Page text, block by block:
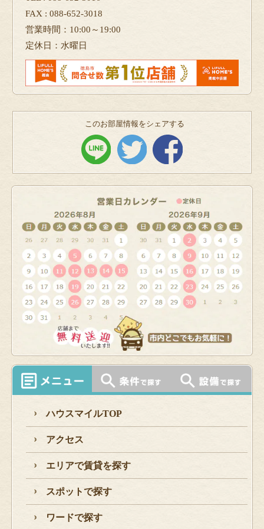
FAX : 088-652-3018
営業時間：10:00～19:00
定休日：水曜日
このお部屋情報をシェアする
ハウスマイルTOP
アクセス
エリアで賃貸を探す
スポットで探す
ワードで探す